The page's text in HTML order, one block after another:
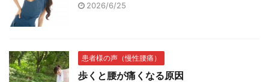
2026/6/25
患者様の声（慢性腰痛）
歩くと腰が痛くなる原因